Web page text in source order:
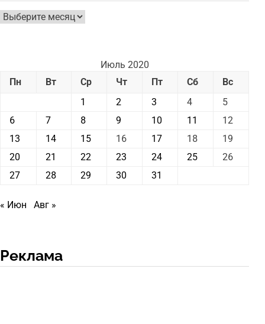
Архив
новостей
Июль 2020
Пн
Вт Ср Чт Пт Сб
Вс
1
2 3 4
5
6
7 8 9 10 11
12
13
14 15 16 17 18
19
20
21 22 23 24 25
26
27
28 29 30 31
« Июн Авг »
Реклама